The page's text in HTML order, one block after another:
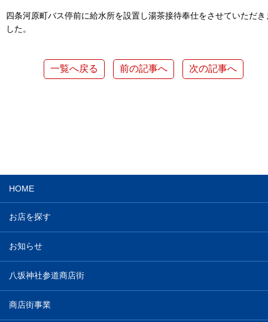
四条河原町バス停前に給水所を設置し湯茶接待奉仕をさせていただき
した。
一覧へ戻る 前の記事へ 次の記事へ
HOME
お店を探す
お知らせ
八坂神社参道商店街
商店街事業